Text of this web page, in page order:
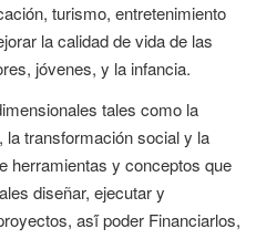
turismo, entretenimiento
la calidad de vida de las
jóvenes, y la infancia.
tales como la
la transformación social y la
herramientas y conceptos que
diseñar, ejecutar y
así́ poder Financiarlos,